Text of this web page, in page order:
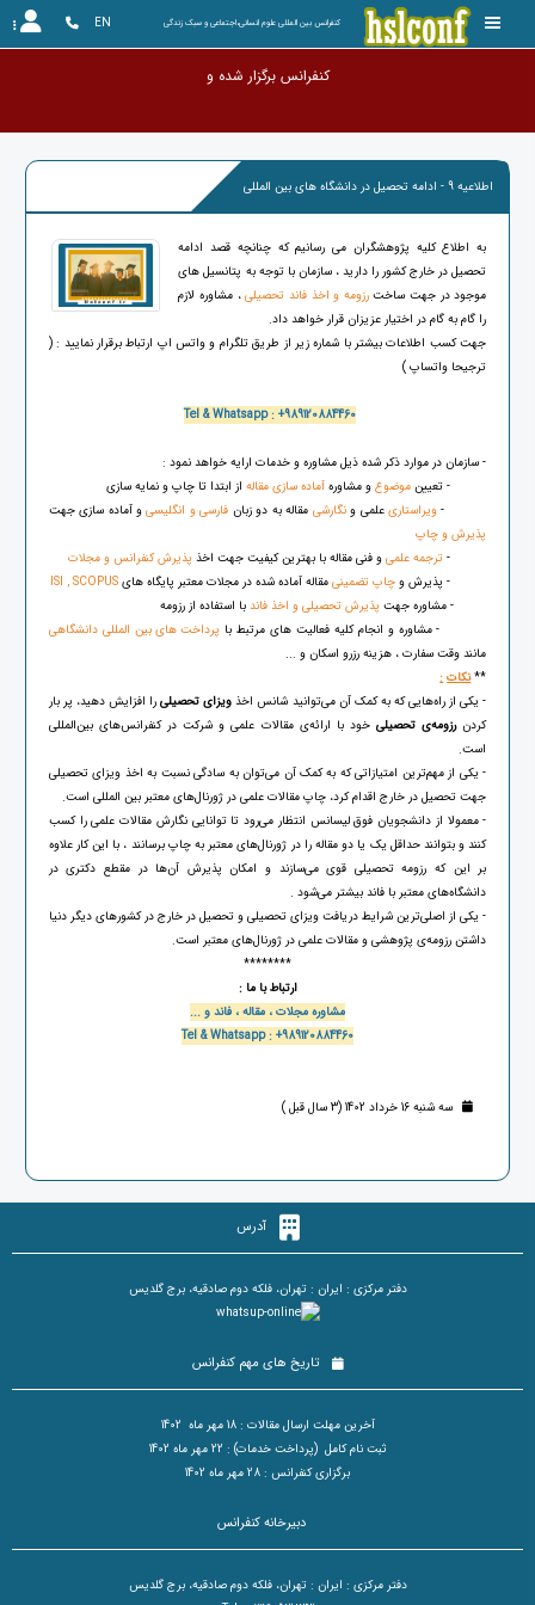
کنفرانس بین المللی علوم انسانی،اجتماعی و سبک زندگی EN
کنفرانس برگزا
اطلاعیه 9 - ادامه تحصیل در دانشگاه های بین المللی
به اطلاع کلیه پژوهشگران می رسانیم که چنانچه قصد ادامه
تحصیل در خارج کشور را دارید ، سازمان با توجه به پتانسیل های
موجود در جهت ساخترزومه و اخذ فاند تحصیلی، مشاوره لازم
را گام به گام در اختیار عزیزان قرار خواهد داد.
جهت کسب اطلاعات بیشتر با شماره زیر از طریق تلگرام و واتس اپ ارتباط برقرار نمایید : (
ترجیحا واتساپ )
Tel & Whatsapp : +989120884460
- سازمان در موارد ذکر شده ذیل مشاوره و خدمات ارایه خواهد نمود :
- تعیین موضوعو مشاوره آماده سازی مقالهاز ابتدا تا چاپ و نمایه سازی
- ویراستاری علمی ونگارشی مقاله به دو زبان فارسی و انگلیسیو آماده سازی جهت
پذیرش و چاپ
- ترجمه علمیو فنی مقاله با بهترین کیفیت جهت اخذ پذیرش کنفرانس و مجلات
- پذیرش و چاپ تضمینیمقاله آماده شده در مجلات معتبر پایگاه های ISI , SCOPUS
- مشاوره جهت پذیرش تحصیلی و اخذ فاندبا استفاده از رزومه
- مشاوره و انجام کلیه فعالیت های مرتبط با پرداخت های بین المللی دانشگاهی
مانند وقت سفارت ، هزینه رزرو اسکان و ...
**نکات :
- یکی از راه‌هایی که به کمک آن می‌توانید شانس اخذ ویزای تحصیلیرا افزایش دهید، پر بار
کردن رزومه‌ی تحصیلی خود با ارائه‌ی مقالات علمی و شرکت در کنفرانس‌های بین‌المللی
است.
- یکی از مهم‌ترین امتیازاتی که به کمک آن می‌‌توان به سادگی نسبت به اخذ ویزای تحصیلی
جهت تحصیل در خارج اقدام کرد، چاپ مقالات علمی در ژورنال‌های معتبر بین المللی است.
- معمولا از دانشجویان فوق لیسانس انتظار می‌رود تا توانایی نگارش مقالات علمی را کسب
کنند و بتوانند حداقل یک یا دو مقاله را در ژورنال‌های معتبر به چاپ برسانند ، با این کار علاوه
بر این که رزومه‌ تحصیلی قوی می‌سازند و امکان پذیرش آن‌ها در مقطع دکتری در
دانشگاه‌های معتبر با فاند بیشتر می‌شود .
- یکی از اصلی‌ترین شرایط دریافت ویزای تحصیلی و تحصیل در خارج در کشورهای دیگر دنیا
داشتن رزومه‌ی پژوهشی و مقالات علمی در ژورنال‌های معتبر است.
********
ارتباط با ما :
مشاوره مجلات ، مقاله ، فاند و ...
Tel & Whatsapp : +989120884460
سه شنبه 16 خرداد 1402 (3 سال قبل )
آدرس
دفتر مرکزی : ایران : تهران، فلکه دوم صادقیه، برج گلدیس
تاریخ های مهم کنفرانس
آخرین مهلت ارسال مقالات : 18 مهر ماه 1402
ثبت نام کامل (پرداخت خدمات) : 22 مهر ماه 1402
برگزاری کنفرانس : 28 مهر ماه 1402
دبیرخانه کنفرانس
دفتر مرکزی : ایران : تهران، فلکه دوم صادقیه، برج گلدیس